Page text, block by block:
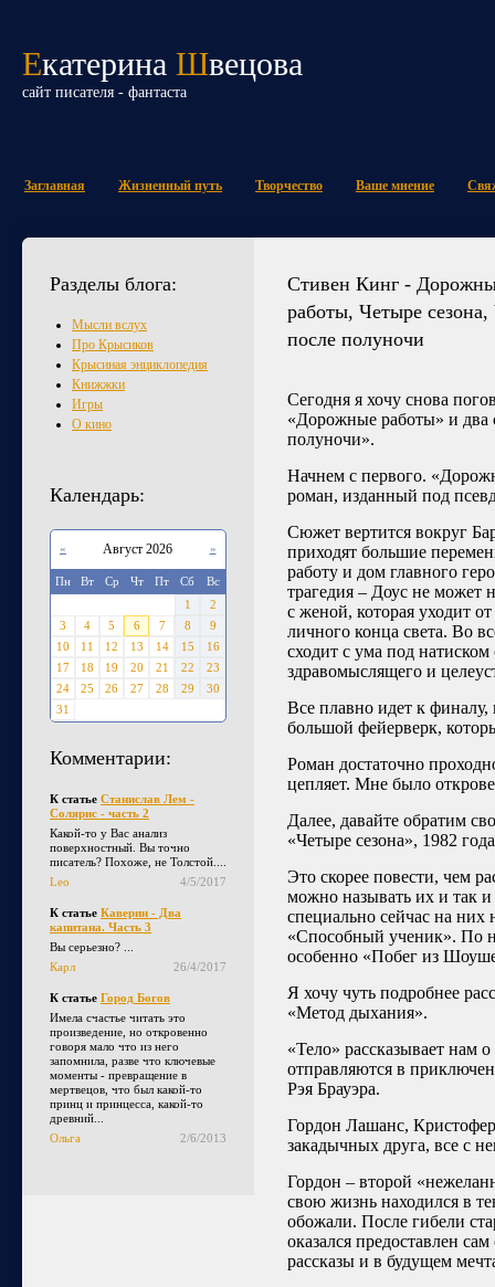
Екатерина Швецова
сайт писателя - фантаста
Заглавная Жизненный путь Творчество Ваше мнение
Разделы блога:
Мысли вслух
Про Крысиков
Крысиная энциклопедия
Книжжки
Игры
О кино
Календарь:
« Август 2026 »
Пн Вт Ср Чт Пт Сб
Вс
1
2
3
4 5 6 7 8
9
10
11 12 13 14 15
16
17
18 19 20 21 22
23
24
25 26 27 28 29
30
31
Комментарии:
К статье Станислав Лем -
Солярис - часть 2
Какой-то у Вас анализ
поверхностный. Вы точно
писатель? Похоже, не Толстой....
4/5/2017
Leo
К статье Каверин - Два
капитана. Часть 3
Вы серьезно? ...
26/4/2017
Карл
К статье Город Богов
Имела счастье читать это
произведение, но откровенно
говоря мало что из него
запомнила, разве что ключевые
моменты - превращение в
мертвецов, что был какой-то
принц и принцесса, какой-то
древний...
2/6/2013
Ольга
Стивен Кинг -
работы, Четыре
после полуночи
Сегодня я хочу снова
«Дорожные работы» и два
полуночи».
Начнем с первого.
роман, изданный под
Сюжет вертится вокруг
приходят большие
работу и дом главного
трагедия – Доус не может
с женой, которая уходит
личного конца света. Во
сходит с ума под натиском
здравомыслящего и
Все плавно идет к финалу,
большой фейерверк,
Роман достаточно
цепляет. Мне было
Далее, давайте обратим
«Четыре сезона», 1982
Это скорее повести, чем
можно называть их и так и
специально сейчас на
«Способный ученик». По
особенно «Побег из
Я хочу чуть подробнее
«Метод дыхания».
«Тело» рассказывает нам
отправляются в
Рэя Брауэра.
Гордон Лашанс,
закадычных друга, все с
Гордон – второй
свою жизнь находился в
обожали. После гибели
оказался предоставлен
рассказы и в будущем